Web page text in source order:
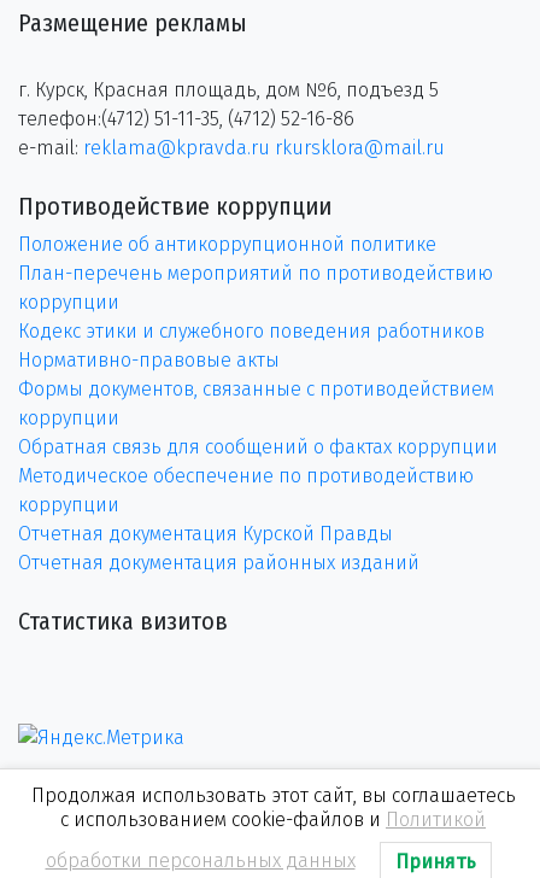
Размещение рекламы
г. Курск, Красная площадь, дом №6, подъезд 5
телефон:(4712) 51-11-35, (4712) 52-16-86
e-mail: reklama@kpravda.ru rkursklora@mail.ru
Противодействие коррупции
Положение об антикоррупционной политике
План-перечень мероприятий по противодействию
коррупции
Кодекс этики и служебного поведения работников
Нормативно-правовые акты
Формы документов, связанные с противодействием
коррупции
Обратная связь для сообщений о фактах коррупции
Методическое обеспечение по противодействию
коррупции
Отчетная документация Курской Правды
Отчетная документация районных изданий
Статистика визитов
Продолжая использовать этот сайт, вы соглашаетесь
с использованием cookie-файлов и Политикой
обработки персональных данных
Принять